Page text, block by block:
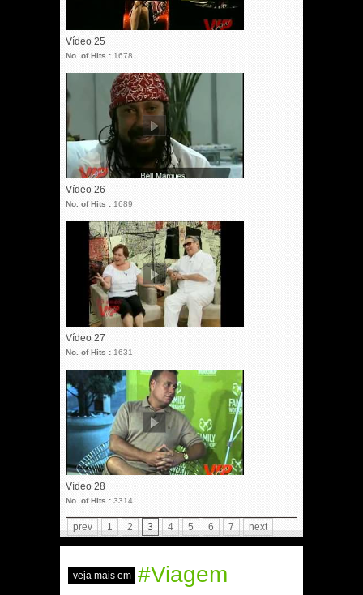
Vídeo 25
No. of Hits : 1678
Vídeo 26
No. of Hits : 1689
Vídeo 27
No. of Hits : 1631
Vídeo 28
No. of Hits : 3314
prev 1 2 3 4 5 6 7 next
veja mais em #Viagem